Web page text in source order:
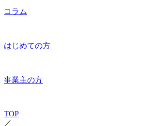
コラム
はじめての方
事業主の方
TOP
／